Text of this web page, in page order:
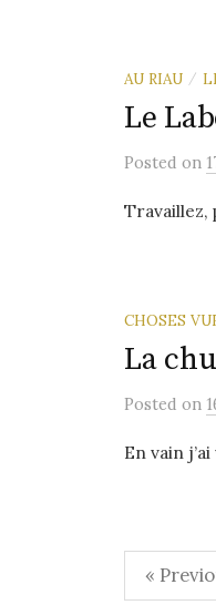
AU RIAU /
Le
Posted on
Travaillez,
CHOSES
La
Posted on
En vain
«